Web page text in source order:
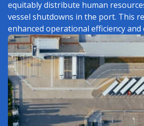
equitably distribute human
vessel shutdowns in the port. This
enhanced operational efficiency and